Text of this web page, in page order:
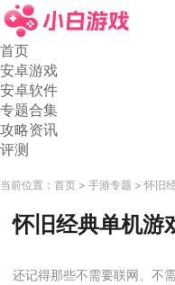
首页
安卓游戏
安卓软件
专题合集
攻略资讯
评测
当前位置： 首页 手游专题 怀旧
怀旧经典单机游
还记得那些不需要联网、不